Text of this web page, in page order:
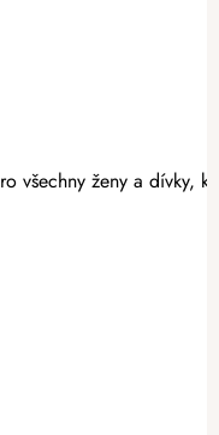
všechny ženy a dívky,